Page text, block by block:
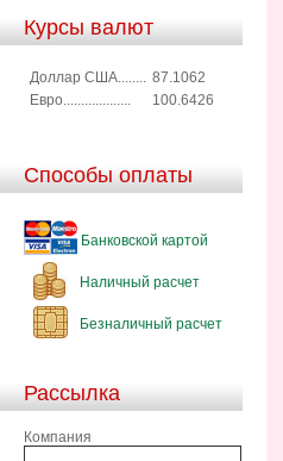
Курсы валют
Доллар США........ 87.1062
Евро...................
100.6426
Способы оплаты
Банковской картой
Наличный расчет
Безналичный расчет
Рассылка
Компания